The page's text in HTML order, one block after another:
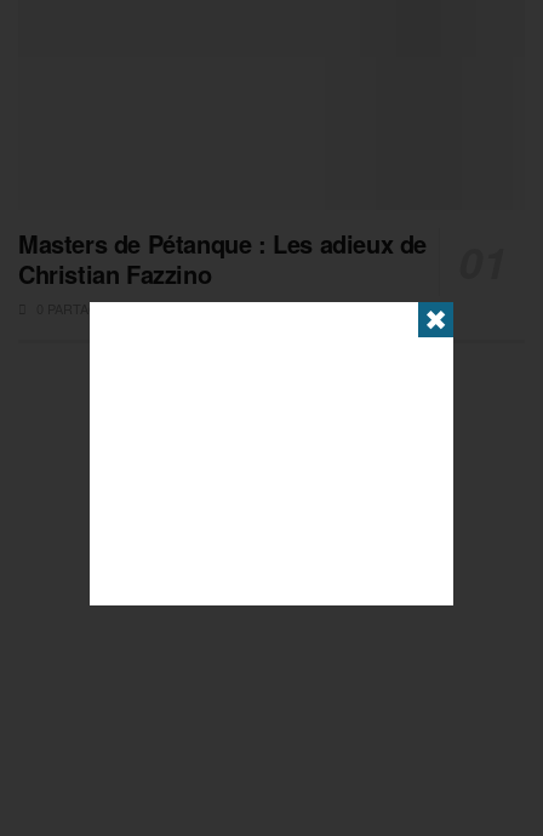
Masters de Pétanque : Les adieux de
Christian Fazzino
0 PARTAGES ✖